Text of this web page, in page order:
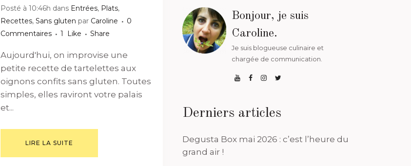
Posté à 10:46h dans Entrées, Plats,
Recettes, Sans gluten par Caroline
0
Commentaires
1 Like Share
Aujourd'hui, on improvise une
petite recette de tartelettes aux
oignons confits sans gluten. Toutes
simples, elles raviront votre palais
et...
LIRE LA SUITE
Bonjour, je suis
Caroline.
Je suis blogueuse culinaire et
chargée de communication.
Derniers articles
Degusta Box mai 2026 : c’est l’heure du
grand air !